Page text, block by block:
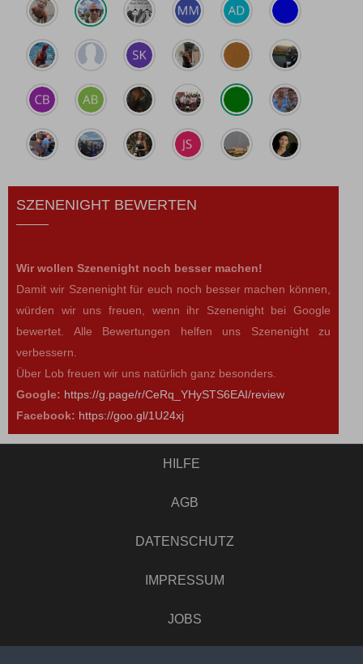
SZENENIGHT BEWERTEN
Wir wollen Szenenight noch besser machen!
Damit wir Szenenight für euch noch besser machen können,
würden wir uns freuen, wenn ihr Szenenight bei Google
bewertet. Alle Bewertungen helfen uns Szenenight zu
verbessern.
Über Lob freuen wir uns natürlich ganz besonders.
Google: https://g.page/r/CeRq_YHySTS6EAI/review
Facebook: https://goo.gl/1U24xj
HILFE
AGB
DATENSCHUTZ
IMPRESSUM
JOBS